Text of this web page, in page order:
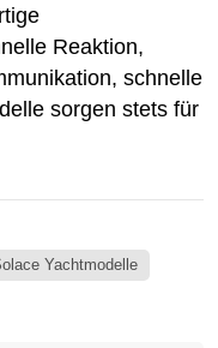
Reaktion,
schnelle
sorgen stets für
Yachtmodelle